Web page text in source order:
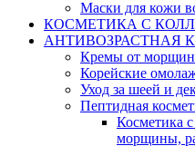
Маски для кожи
КОСМЕТИКА С
АНТИВОЗРАСТНАЯ
Кремы от морщин
Корейские
Уход за шеей и
Пептидная
Косметика
морщины,